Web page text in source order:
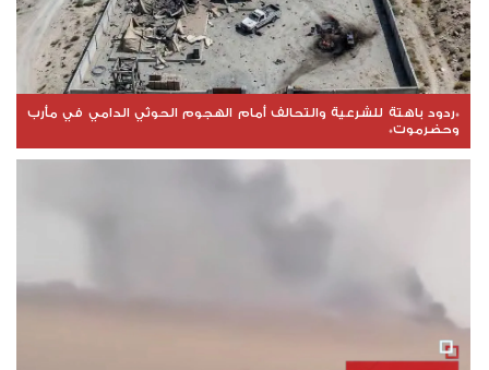
*ردود باهتة للشرعية والتحالف أمام الهجوم الحوثي الدامي في مأرب
وحضرموت*